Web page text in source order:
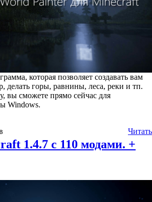
которая позволяет создавать вам
делать горы, равнины, леса, реки и тп.
вы сможете прямо сейчас для
Windows.
Читать
1.4.7 c 110 модами. +